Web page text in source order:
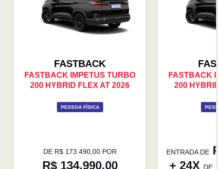
FASTBACK
FASTBACK IMPETUS TURBO
200 HYBRID FLEX AT 2026
PESSOA FÍSICA
DE R$ 173.490,00 POR
R$ 134.990,00
FASTBACK
200
ENTRADA DE
+ 24X DE